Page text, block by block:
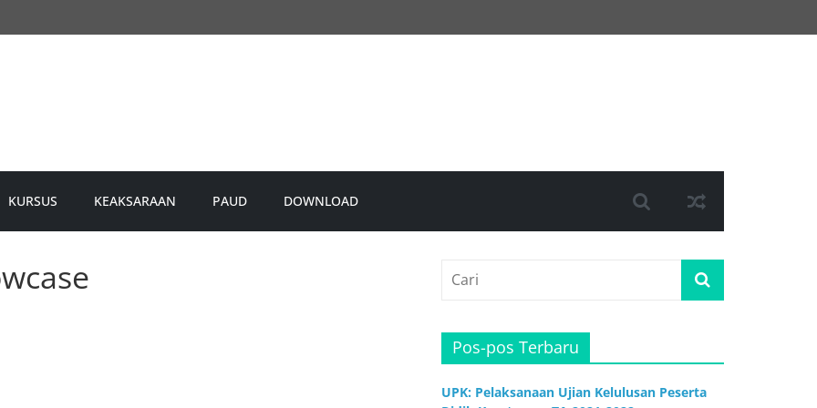
KURSUS KEAKSARAAN PAUD DOWNLOAD
Pos-pos Terbaru
UPK: Pelaksanaan Ujian Kelulusan Peserta